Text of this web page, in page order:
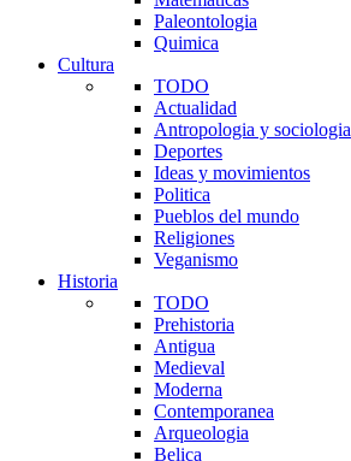
Paleontologia
Quimica
Cultura
TODO
Actualidad
Antropologia y sociologia
Deportes
Ideas y movimientos
Politica
Pueblos del mundo
Religiones
Veganismo
Historia
TODO
Prehistoria
Antigua
Medieval
Moderna
Contemporanea
Arqueologia
Belica